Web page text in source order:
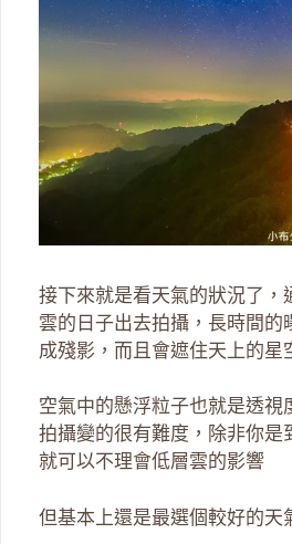
接下來就是看天氣的狀況了，
雲的日子出去拍攝，長時間的
成殘影，而且會遮住天上的星
空氣中的懸浮粒子也就是透視
拍攝變的很有難度，除非你是
就可以不理會低層雲的影響
但基本上還是最選個較好的天